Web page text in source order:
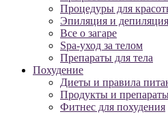
Процедуры для
Эпиляция и депиляция
Все о загаре
Spa-уход за телом
Препараты для тела
Похудение
Диеты и правила
Продукты и
Фитнес для похудения